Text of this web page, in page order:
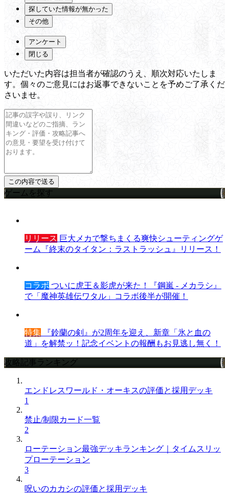
探していた情報が無かった
その他
アンケート
閉じる
いただいた内容は担当者が確認のうえ、順次対応いたしま
す。個々のご意見にはお返事できないことを予めご了承くだ
さいませ。
ゲームを探す
リリース 巨大メカで撃ちまくる爽快シューティングゲ
ーム『終末のタイタン：ラストラッシュ』リリース！
コラボ ついに虎王＆影虎が来た！『鋼嵐 - メカラシ』
で「魔神英雄伝ワタル」コラボ後半が開催！
特集 『鈴蘭の剣』が2周年を迎え、新章「氷と血の
道」を解禁ッ！記念イベントの報酬もお見逃し無く！
攻略記事ランキング
エンドレスワールド・オーキスの評価と採用デッキ
1
禁止/制限カード一覧
2
ローテーション最強デッキランキング｜タイムスリッ
プローテーション
3
呪いのカカシの評価と採用デッキ